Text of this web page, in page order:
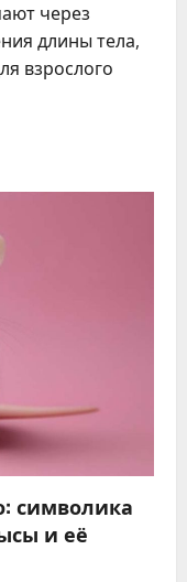
через
длины тела,
взрослого
символика
и её